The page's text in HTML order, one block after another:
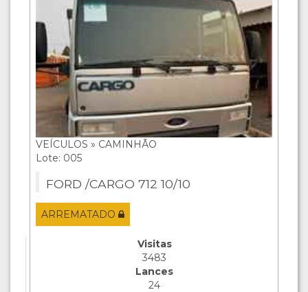
VEÍCULOS » CAMINHÃO
Lote: 005
FORD /CARGO 712 10/10
ARREMATADO
Visitas
3483
Lances
24